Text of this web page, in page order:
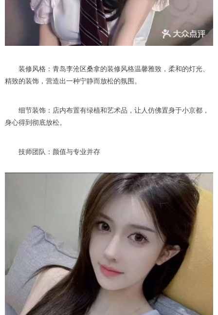
装修风格：青岛李沧区桑拿的装修风格温馨雅致，柔和的灯光、
精致的装饰，营造出一种宁静而放松的氛围。
细节装饰：店内布置有绿植和艺术品，让人仿佛置身于小京都，
身心得到彻底放松。
技师团队：颜值与专业并存